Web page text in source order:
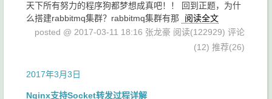
天下所有努力的程序狗都梦想成真吧！！ 回到正题，为什
么搭建rabbitmq集群？rabbitmq集群有那
阅读全文
posted @ 2017-03-11 18:16 张龙豪 阅读(122929) 评论
(12) 推荐(26)
2017年3月3日
Nginx支持Socket转发过程详解